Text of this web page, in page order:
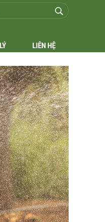
LIÊN HỆ